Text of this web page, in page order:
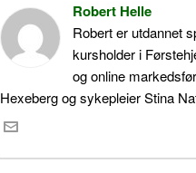
Robert Helle
Robert er utdannet
kursholder i
og online
Hexeberg og sykepleier Stina